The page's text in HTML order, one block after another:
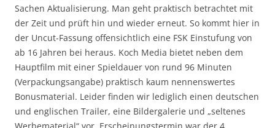
Sachen Aktualisierung. Man geht praktisch betrachtet mit
der Zeit und prüft hin und wieder erneut. So kommt hier in
der Uncut-Fassung offensichtlich eine FSK Einstufung von
ab 16 Jahren bei heraus. Koch Media bietet neben dem
Hauptfilm mit einer Spieldauer von rund 96 Minuten
(Verpackungsangabe) praktisch kaum nennenswertes
Bonusmaterial. Leider finden wir lediglich einen deutschen
und englischen Trailer, eine Bildergalerie und „seltenes